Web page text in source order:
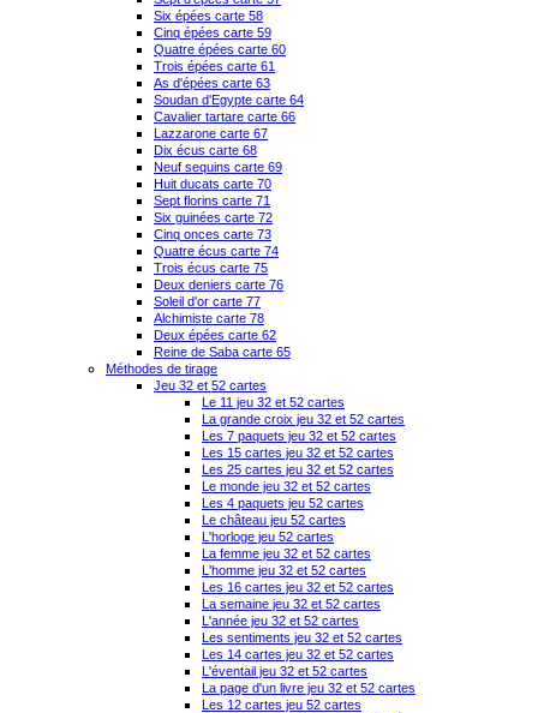
Six épées carte 58
Cinq épées carte 59
Quatre épées carte 60
Trois épées carte 61
As d'épées carte 63
Soudan d'Egypte carte 64
Cavalier tartare carte 66
Lazzarone carte 67
Dix écus carte 68
Neuf sequins carte 69
Huit ducats carte 70
Sept florins carte 71
Six guinées carte 72
Cinq onces carte 73
Quatre écus carte 74
Trois écus carte 75
Deux deniers carte 76
Soleil d'or carte 77
Alchimiste carte 78
Deux épées carte 62
Reine de Saba carte 65
Méthodes de tirage
Jeu 32 et 52 cartes
Le 11 jeu 32 et 52 cartes
La grande croix jeu 32 et 52 cartes
Les 7 paquets jeu 32 et 52 cartes
Les 15 cartes jeu 32 et 52 cartes
Les 25 cartes jeu 32 et 52 cartes
Le monde jeu 32 et 52 cartes
Les 4 paquets jeu 52 cartes
Le château jeu 52 cartes
L'horloge jeu 52 cartes
La femme jeu 32 et 52 cartes
L'homme jeu 32 et 52 cartes
Les 16 cartes jeu 32 et 52 cartes
La semaine jeu 32 et 52 cartes
L'année jeu 32 et 52 cartes
Les sentiments jeu 32 et 52 cartes
Les 14 cartes jeu 32 et 52 cartes
L'éventail jeu 32 et 52 cartes
La page d'un livre jeu 32 et 52 cartes
Les 12 cartes jeu 52 cartes